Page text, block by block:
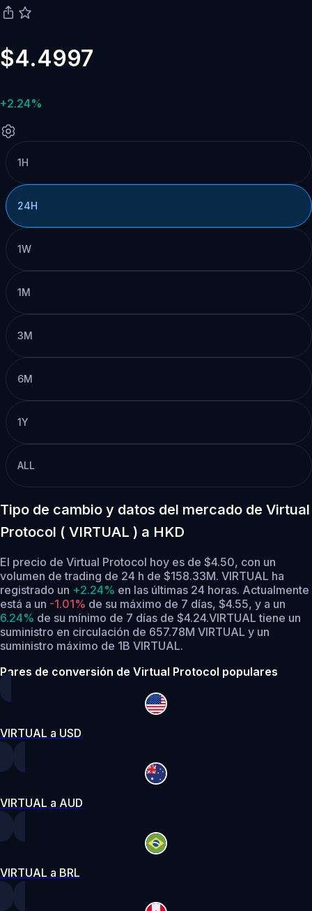
$4.4997
+2.24%
1H
24H
1W
1M
3M
6M
1Y
ALL
Tipo de cambio y datos del mercado de Virtual
Protocol ( VIRTUAL ) a HKD
El precio de Virtual Protocol hoy es de $4.50, con un
volumen de trading de 24 h de $158.33M. VIRTUAL ha
registrado un +2.24% en las últimas 24 horas. Actualmente
está a un -1.01% de su máximo de 7 días, $4.55, y a un
6.24% de su mínimo de 7 días de $4.24.VIRTUAL tiene un
suministro en circulación de 657.78M VIRTUAL y un
suministro máximo de 1B VIRTUAL.
Pares de conversión de Virtual Protocol populares
VIRTUAL a USD
VIRTUAL a AUD
VIRTUAL a BRL